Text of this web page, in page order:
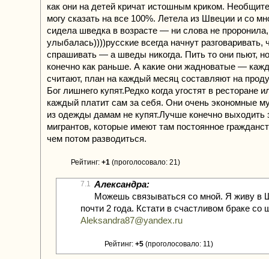
как они на детей кричат истошным криком.
могу сказать на все 100%. Летела из Швеции и со
сидела шведка в возрасте — ни слова не
улыбалась))))русские всегда начнут разговаривать,
спрашивать — а шведы никогда. Пить то они пьют,
конечно как раньше. А какие они жадноватые —
считают, план на каждый месяц составляют на
Бог лишнего купят.Редко когда угостят в ресторане
каждый платит сам за себя. Они очень экономные
из одежды дамам не купят.Лучше конечно выходить
мигрантов, которые имеют там постоянное
чем потом разводиться.
Рейтинг: +1 (проголосовало: 21)
7.1 Александра:
Можешь связываться со мной. Я живу в
почти 2 года. Кстати в счастливом браке со
Aleksandra87@yandex.ru
Рейтинг: +5 (проголосовало: 11)